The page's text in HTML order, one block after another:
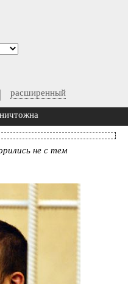
расширенный
не с тем